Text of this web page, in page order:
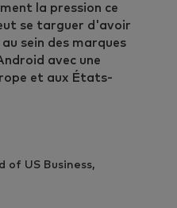
la pression ce
se targuer d'avoir
sein des marques
avec une
et aux États-
of US Business,